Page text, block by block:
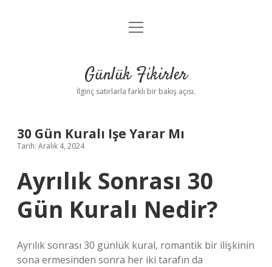
Anasayfa
Yasal Uyarı
menüyü
Günlük Fikirler
İlginç satırlarla farklı bir bakış açısı.
30 Gün Kuralı Işe Yarar Mı
Tarih: Aralık 4, 2024
Ayrılık Sonrası 30
Gün Kuralı Nedir?
Ayrılık sonrası 30 günlük kural, romantik bir ilişkinin
sona ermesinden sonra her iki tarafın da